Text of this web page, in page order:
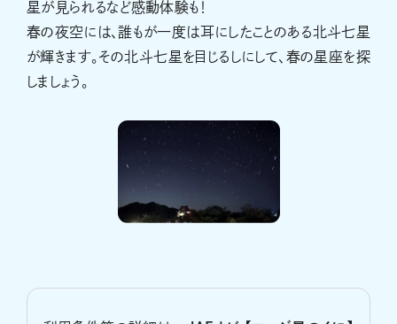
星が見られるなど感動体験も！
春の夜空には、誰もが一度は耳にしたことのある北斗七星
が輝きます。その北斗七星を目じるしにして、春の星座を探
しましょう。